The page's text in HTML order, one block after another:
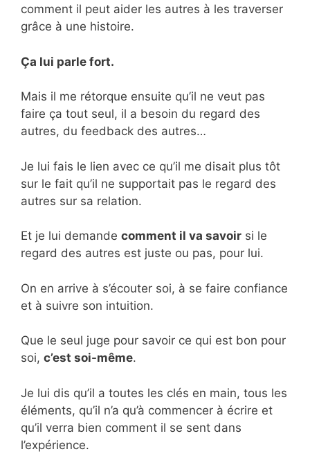
comment il peut aider les autres à les traverser
grâce à une histoire.
Ça lui parle fort.
Mais il me rétorque ensuite qu’il ne veut pas
faire ça tout seul, il a besoin du regard des
autres, du feedback des autres…
Je lui fais le lien avec ce qu’il me disait plus tôt
sur le fait qu’il ne supportait pas le regard des
autres sur sa relation.
Et je lui demande comment il va savoir si le
regard des autres est juste ou pas, pour lui.
On en arrive à s’écouter soi, à se faire confiance
et à suivre son intuition.
Que le seul juge pour savoir ce qui est bon pour
soi, c’est soi-même.
Je lui dis qu’il a toutes les clés en main, tous les
éléments, qu’il n’a qu’à commencer à écrire et
qu’il verra bien comment il se sent dans
l’expérience.